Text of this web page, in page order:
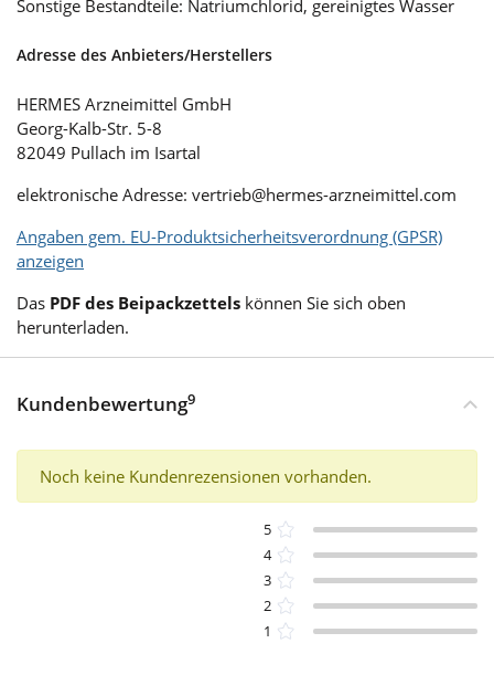
Sonstige Bestandteile: Natriumchlorid, gereinigtes Wasser
Adresse des Anbieters/Herstellers
HERMES Arzneimittel GmbH
Georg-Kalb-Str. 5-8
82049 Pullach im Isartal
elektronische Adresse: vertrieb@hermes-arzneimittel.com
Angaben gem. EU-Produktsicherheitsverordnung (GPSR)
anzeigen
Das PDF des Beipackzettels können Sie sich oben
herunterladen.
Kundenbewertung9
Noch keine Kundenrezensionen vorhanden.
5
4
3
2
1